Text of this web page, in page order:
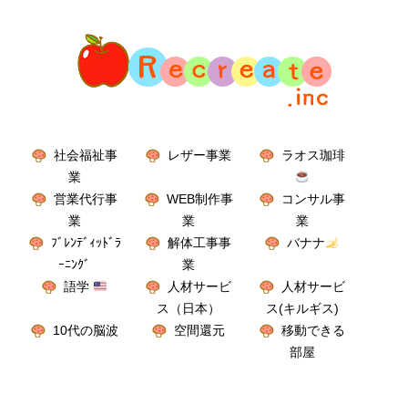
社会福祉事
業
レザー事業 ラオス珈琲
営業代行事
業
WEB制作事
業
コンサル事
業
ﾌﾞﾚﾝﾃﾞｨｯﾄﾞﾗ
ｰﾆﾝｸﾞ
解体工事事
業
バナナ
語学
人材サービ
ス（日本）
人材サービ
ス(キルギス)
10代の脳波
空間還元
移動できる
部屋